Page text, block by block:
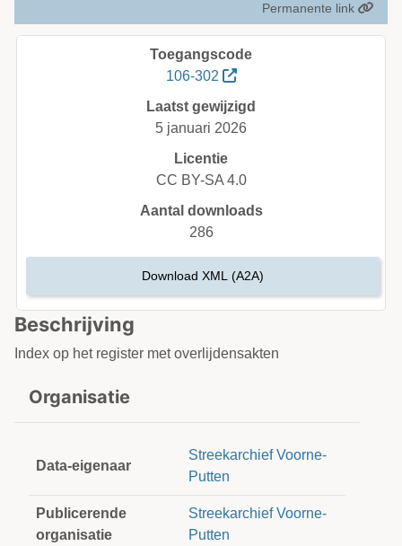
Permanente link
Beschrijving
Index op het register met overlijdensakten
Organisatie
Data-eigenaar
Streekarchief Voorne-
Putten
Publicerende
organisatie
Streekarchief Voorne-
Putten
Toegangscode
106-302
Laatst gewijzigd
5 januari 2026
Licentie
CC BY-SA 4.0
Aantal downloads
286
Download XML (A2A)